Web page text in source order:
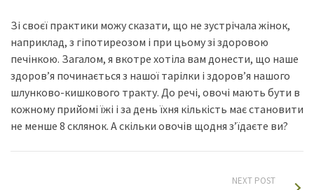
Зі своєї практики можу сказати, що не зустрічала жінок,
наприклад, з гіпотиреозом і при цьому зі здоровою
печінкою. Загалом, я вкотре хотіла вам донести, що наше
здоров’я починається з нашої тарілки і здоров’я нашого
шлунково-кишкового тракту. До речі, овочі мають бути в
кожному прийомі їжі і за день їхня кількість має становити
не менше 8 склянок. А скільки овочів щодня з’їдаєте ви?
NEXT POST